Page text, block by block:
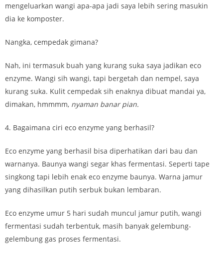
mengeluarkan wangi apa-apa jadi saya lebih sering masukin
dia ke komposter.
Nangka, cempedak gimana?
Nah, ini termasuk buah yang kurang suka saya jadikan eco
enzyme. Wangi sih wangi, tapi bergetah dan nempel, saya
kurang suka. Kulit cempedak sih enaknya dibuat mandai ya,
dimakan, hmmmm, nyaman banar pian.
4. Bagaimana ciri eco enzyme yang berhasil?
Eco enzyme yang berhasil bisa diperhatikan dari bau dan
warnanya. Baunya wangi segar khas fermentasi. Seperti tape
singkong tapi lebih enak eco enzyme baunya. Warna jamur
yang dihasilkan putih serbuk bukan lembaran.
Eco enzyme umur 5 hari sudah muncul jamur putih, wangi
fermentasi sudah terbentuk, masih banyak gelembung-
gelembung gas proses fermentasi.